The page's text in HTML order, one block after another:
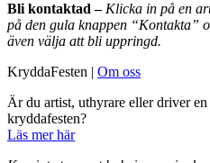
Bli kontaktad –Klicka in på en
på den gula knappen “Kontakta”
även välja att bli uppringd.
KryddaFesten | Om oss
Är du artist, uthyrare eller driver
kryddafesten?
Läs mer här